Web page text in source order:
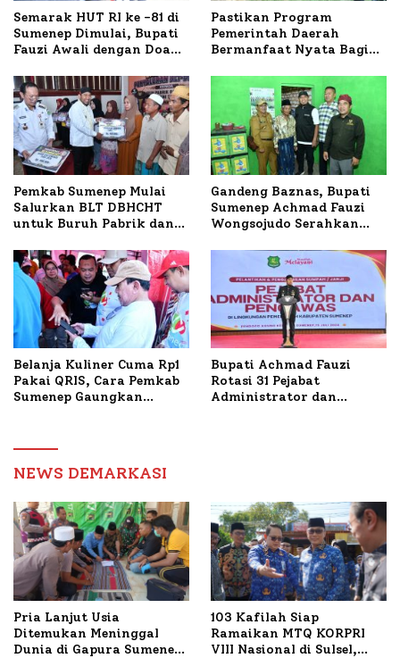
Semarak HUT RI ke -81 di
Sumenep Dimulai, Bupati
Fauzi Awali dengan Doa
Terbakar
Pastikan Program
Pemerintah Daerah
Bermanfaat Nyata Bagi
Sumenep Tinjau Langsung
Budidaya Lele dan Ayam
Petelur di Desa Bataal
Timur
Pemkab Sumenep Mulai
Salurkan BLT DBHCHT
untuk Buruh Pabrik dan
Gandeng Baznas, Bupati
Sumenep Achmad Fauzi
Wongsojudo Serahkan
Dua Kecamatan
Belanja Kuliner Cuma Rp1
Pakai QRIS, Cara Pemkab
Sumenep Gaungkan
Bupati Achmad Fauzi
Rotasi 31 Pejabat
Administrator dan
NEWS DEMARKASI
Pria Lanjut Usia
Ditemukan Meninggal
Dunia di Gapura Sumenep,
103 Kafilah Siap
Ramaikan MTQ KORPRI
VIII Nasional di Sulsel,